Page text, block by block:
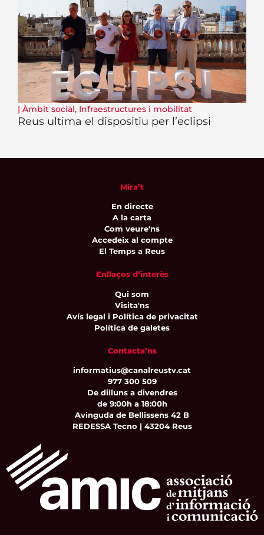
| Àmbit social, Infraestructures i mobilitat
Reus ultima el dispositiu per l’eclipsi
Mira’t
En directe
A la carta
Com veure'ns
Accedeix al compte
El Temps a Reus
Enllaços d’interès
Qui som
Visita'ns
Avís legal i Política de privacitat
Política de galetes
Contacta’ns
informatius@canalreustv.cat
977 300 509
De dilluns a divendres
de 9:00h a 18:00h
Avinguda de Bellissens 42 B
REDESSA Tecno | 43204 Reus